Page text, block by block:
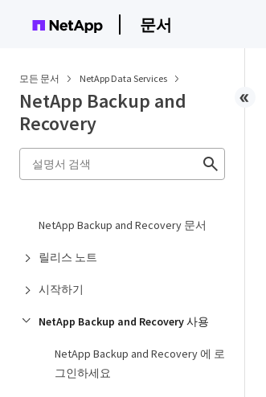
문서
모든 문서 NetApp Data Services
NetApp Backup and
Recovery
NetApp Backup and Recovery 문서
릴리스 노트
시작하기
NetApp Backup and Recovery 사용
NetApp Backup and Recovery 에 로
그인하세요